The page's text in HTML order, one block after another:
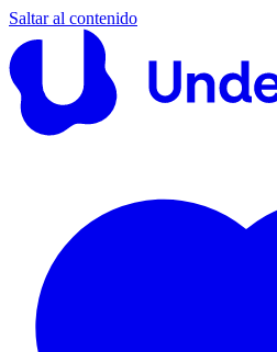
Saltar al contenido